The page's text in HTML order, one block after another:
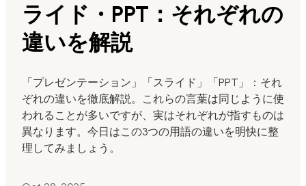
Wordからスライド生成
PDFからスライド生成
AIでスライド最適化
マーケティング用
AIスライドを活用したマーケティングコンテンツ
の変革
ライド・PPT：それぞれの
違いを解説
「プレゼンテーション」「スライド」「PPT」：それ
ぞれの違いを徹底解説。これらの言葉は同じように使
われることが多いですが、実はそれぞれが指すものは
異なります。今日はこの3つの用語の違いを明快に整
理してみましょう。